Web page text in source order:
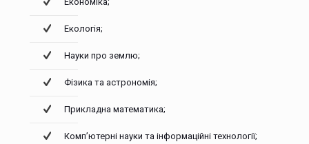
Екологія;
Науки про землю;
Фізика та астрономія;
Прикладна математика;
Комп’ютерні науки та інформаційні технології;